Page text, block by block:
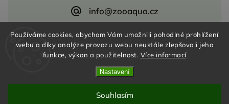
Používáme cookies, abychom Vám umožnili pohodlné prohlížení
webu a díky analýze provozu webu neustále zlepšovali jeho
funkce, výkon a použitelnost. Více informací
Nastavení
Souhlasím
info@zooaqua.cz
Copyright 2026ZooAqua, s.r.o. Všechna práva vyhrazena.
VytvořilShoptet| Design